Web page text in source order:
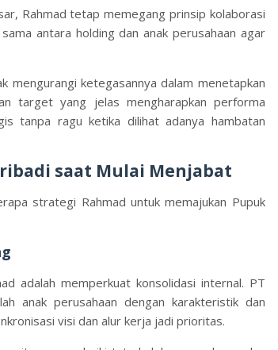
Rahmad tetap memegang prinsip kolaborasi
antara holding dan anak perusahaan agar
mengurangi ketegasannya dalam menetapkan
target yang jelas mengharapkan performa
tanpa ragu ketika dilihat adanya hambatan
saat Mulai Menjabat
strategi Rahmad untuk memajukan Pupuk
adalah memperkuat konsolidasi internal. PT
anak perusahaan dengan karakteristik dan
visi dan alur kerja jadi prioritas.